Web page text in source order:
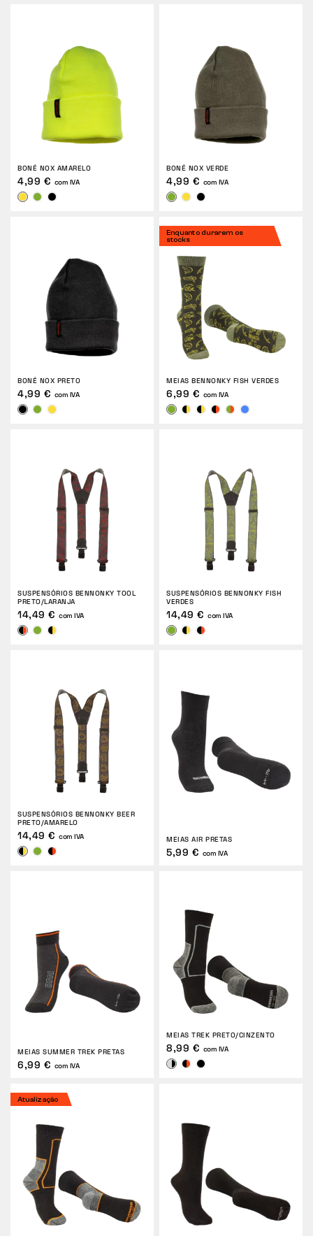
BONÉ NOX AMARELO
4,99 € com IVA
BONÉ NOX VERDE
4,99 € com IVA
BONÉ NOX PRETO
4,99 € com IVA
Enquanto durarem os
stocks
MEIAS BENNONKY FISH VERDES
6,99 € com IVA
SUSPENSÓRIOS BENNONKY TOOL
PRETO/LARANJA
14,49 € com IVA
SUSPENSÓRIOS BENNONKY FISH
VERDES
14,49 € com IVA
SUSPENSÓRIOS BENNONKY BEER
PRETO/AMARELO
14,49 € com IVA MEIAS AIR PRETAS
5,99 € com IVA
MEIAS SUMMER TREK PRETAS
6,99 € com IVA
MEIAS TREK PRETO/CINZENTO
8,99 € com IVA
Atualização